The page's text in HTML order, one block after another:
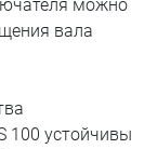
можно
вала
100 устойчивы